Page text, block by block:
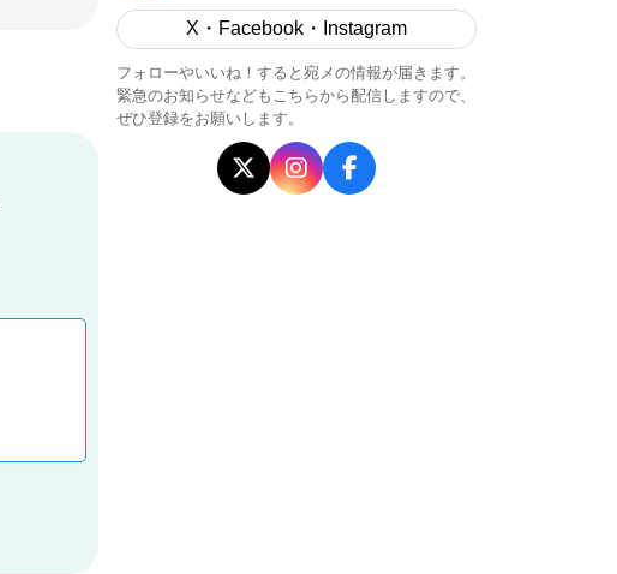
X・Facebook・Instagram
フォローやいいね！すると宛メの情報が届きます。
緊急のお知らせなどもこちらから配信しますので、
ぜひ登録をお願いします。